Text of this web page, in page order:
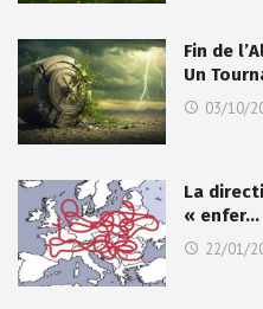
Fin de
Un
03/10/
La
« enfer…
22/01/